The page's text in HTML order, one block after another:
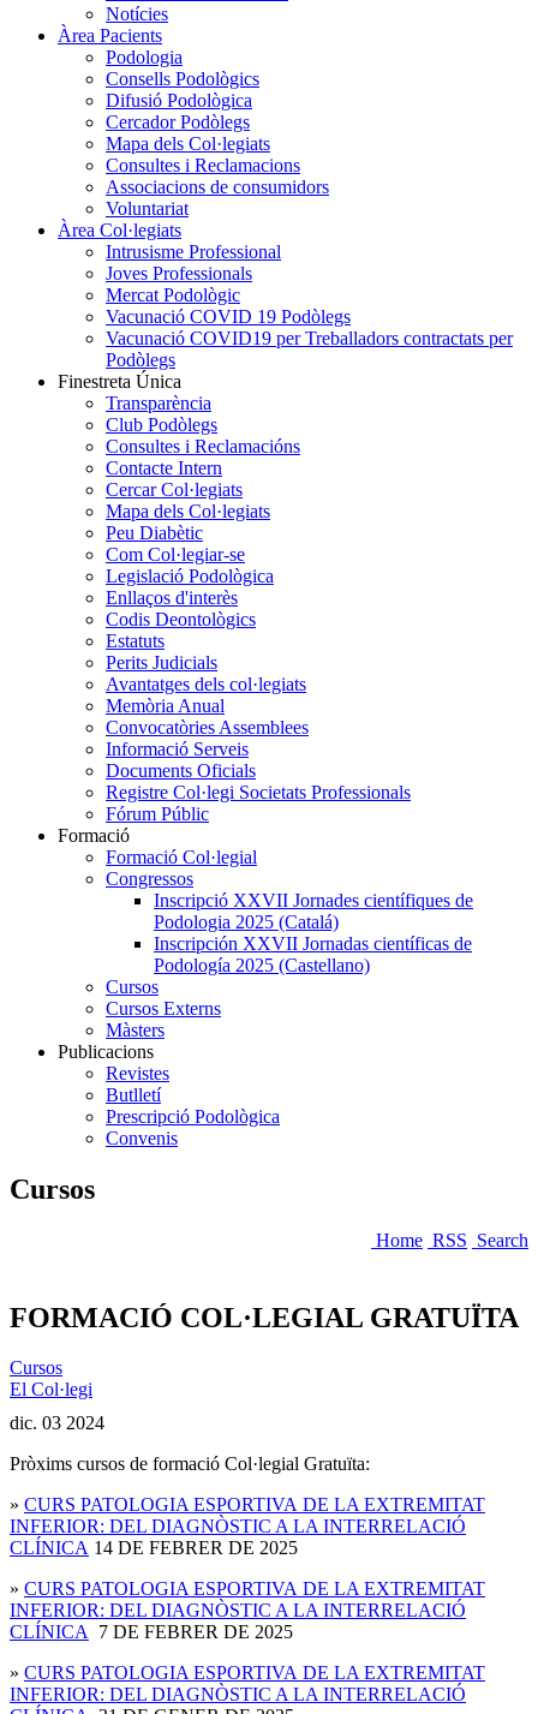
Notícies
Àrea Pacients
Podologia
Consells Podològics
Difusió Podològica
Cercador Podòlegs
Mapa dels Col·legiats
Consultes i Reclamacions
Associacions de consumidors
Voluntariat
Àrea Col·legiats
Intrusisme Professional
Joves Professionals
Mercat Podològic
Vacunació COVID 19 Podòlegs
Vacunació COVID19 per Treballadors contractats per
Podòlegs
Finestreta Única
Transparència
Club Podòlegs
Consultes i Reclamacións
Contacte Intern
Cercar Col·legiats
Mapa dels Col·legiats
Peu Diabètic
Com Col·legiar-se
Legislació Podològica
Enllaços d'interès
Codis Deontològics
Estatuts
Perits Judicials
Avantatges dels col·legiats
Memòria Anual
Convocatòries Assemblees
Informació Serveis
Documents Oficials
Registre Col·legi Societats Professionals
Fórum Públic
Formació
Formació Col·legial
Congressos
Inscripció XXVII Jornades científiques de
Podologia 2025 (Catalá)
Inscripción XXVII Jornadas científicas de
Podología 2025 (Castellano)
Cursos
Cursos Externs
Màsters
Publicacions
Revistes
Butlletí
Prescripció Podològica
Convenis
Cursos
Home RSS Search
FORMACIÓ COL·LEGIAL GRATUÏTA
Cursos
El Col·legi
dic. 03 2024
Pròxims cursos de formació Col·legial Gratuïta:
» CURS PATOLOGIA ESPORTIVA DE LA EXTREMITAT
INFERIOR: DEL DIAGNÒSTIC A LA INTERRELACIÓ
CLÍNICA 14 DE FEBRER DE 2025
» CURS PATOLOGIA ESPORTIVA DE LA EXTREMITAT
INFERIOR: DEL DIAGNÒSTIC A LA INTERRELACIÓ
CLÍNICA 7 DE FEBRER DE 2025
» CURS PATOLOGIA ESPORTIVA DE LA EXTREMITAT
INFERIOR: DEL DIAGNÒSTIC A LA INTERRELACIÓ